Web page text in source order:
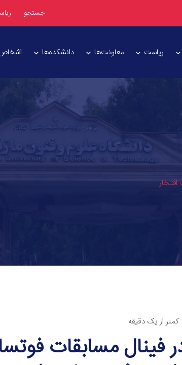
جستجو
ریاست معاونت‌ها دانشکده‌ها
کمتر از یک دقیقه
فینال مسابقات